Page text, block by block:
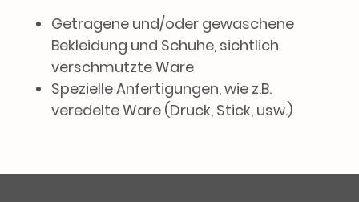
Getragene und/oder gewaschene
Bekleidung und Schuhe, sichtlich
verschmutzte Ware
Spezielle Anfertigungen, wie z.B.
veredelte Ware (Druck, Stick, usw.)